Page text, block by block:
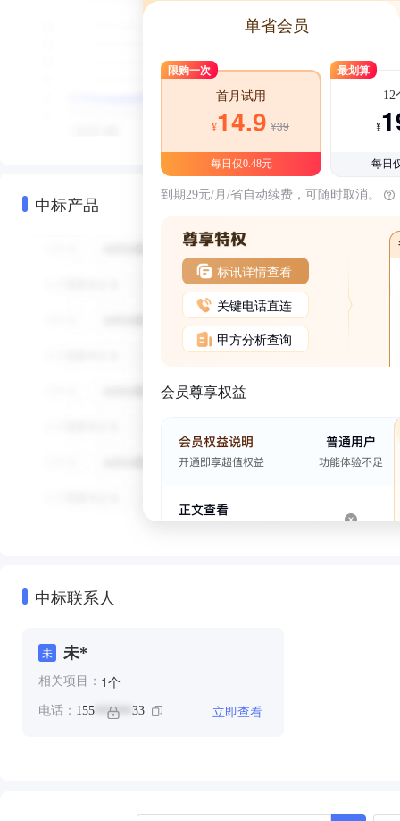
中标产品
单省会员
限购一次
首月试用
¥14.9 ¥39
每日仅0.48元
最划算
12
¥
每日
到期29元/月/省自动续费，可随时取消。
标讯详情查看
关键电话直连
甲方分析查询
会员尊享权益
中标联系人
未 未*
相关项目： 1个
电话： 155 ****** 33 立即查看